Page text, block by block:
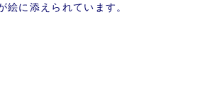
絵に添えられています。